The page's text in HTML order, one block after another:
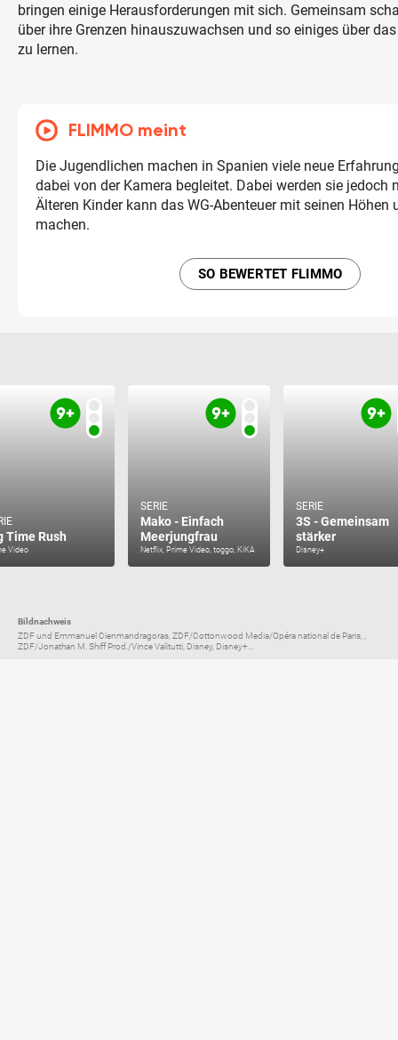
bringen einige Herausforderungen mit sich. Gemeinsam
über ihre Grenzen hinauszuwachsen und so einiges über
zu lernen.
FLIMMO meint
Die Jugendlichen machen in Spanien viele neue
dabei von der Kamera begleitet. Dabei werden sie jedoch
Älteren Kinder kann das WG-Abenteuer mit seinen Höhen
machen.
SO BEWERTET FLIMMO
Time Rush
Video
SERIE
Mako - Einfach
Meerjungfrau
Netflix, Prime Video, toggo, KiKA
SERIE
3S - Gemeinsam
stärker
Disney+
Bildnachweis
ZDF und Emmanuel Cienmandragoras, ZDF/Cottonwood Media/Opéra national de Paris, ,
ZDF/Jonathan M. Shiff Prod./Vince Valitutti, Disney, Disney+...